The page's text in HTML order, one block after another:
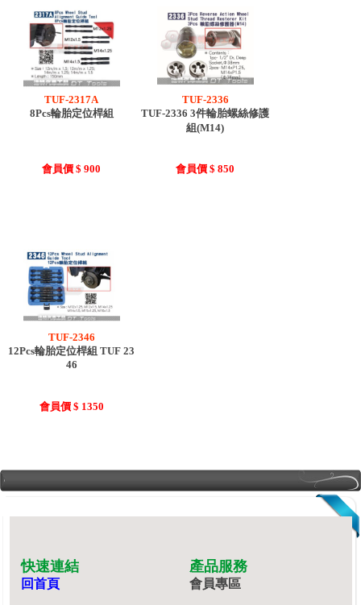
TUF-2317A
8Pcs輪胎定位桿組
會員價 $ 900
TUF-2336
TUF-2336 3件輪胎螺絲修護
組(M14)
會員價 $ 850
TUF-2346
12Pcs輪胎定位桿組 TUF 23
46
會員價 $ 1350
快速連結
回首頁
產品服務
會員專區